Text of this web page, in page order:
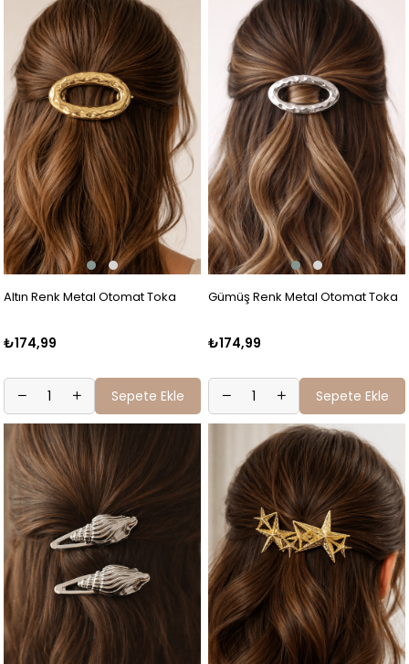
Altın Renk Metal Otomat Toka
₺174,99
Sepete Ekle
Gümüş Renk Metal Otomat Toka
₺174,99
Sepete Ekle